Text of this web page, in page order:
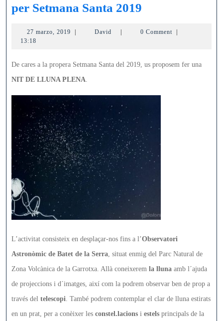
per Setmana Santa 2019
«Nit
Lluna
per
Setmana
Santa
2019
27 marzo, 2019 27
David David 0 Comment
13:18
De cares a la propera Setmana Santa del 2019, us proposem fer una
NIT DE LLUNA PLENA
L’activitat consisteix en desplaçar-nos fins a l’Observatori
Astronòmic de Batet de la Serra , situat enmig del Parc Natural de
Zona Volcànica de la Garrotxa. Allà coneixerem la lluna amb l´ajuda
de projeccions i d´imatges, així com la podrem observar ben de prop a
través del telescopi . També podrem contemplar el clar de lluna estirats
en un prat, per a conèixer les constel.lacions i estels principals de la